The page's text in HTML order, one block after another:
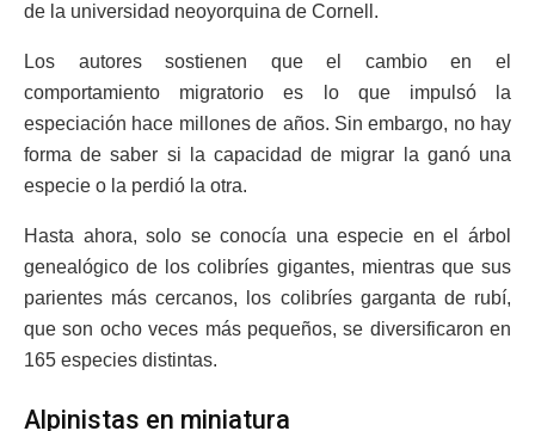
de la universidad neoyorquina de Cornell.
Los autores sostienen que el cambio en el
comportamiento migratorio es lo que impulsó la
especiación hace millones de años. Sin embargo, no hay
forma de saber si la capacidad de migrar la ganó una
especie o la perdió la otra.
Hasta ahora, solo se conocía una especie en el árbol
genealógico de los colibríes gigantes, mientras que sus
parientes más cercanos, los colibríes garganta de rubí,
que son ocho veces más pequeños, se diversificaron en
165 especies distintas.
Alpinistas en miniatura